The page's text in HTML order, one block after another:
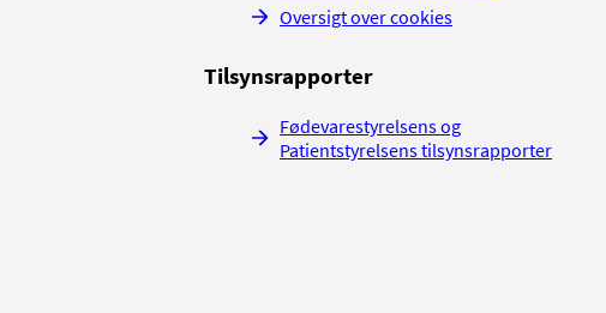
Oversigt over cookies
Tilsynsrapporter
Fødevarestyrelsens og
Patientstyrelsens tilsynsrapporter